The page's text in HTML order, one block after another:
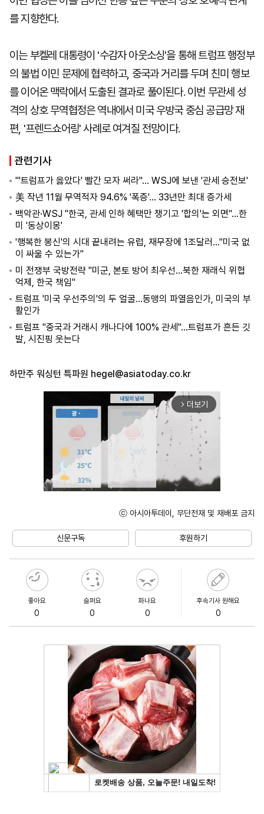
를 지향한다.
이는 부켈레 대통령이 '수감자 아웃소싱'을 통해 트럼프 행정부
의 불법 이민 문제에 협력하고, 중국과 거리를 두며 친미 행보
를 이어온 맥락에서 도출된 결과로 풀이된다. 이번 무관세 성
격의 상호 무역협정은 역내에서 미국 우방국 중심 공급망 재
편, '프렌드쇼어링' 사례로 여겨질 전망이다.
관련기사
"'트럼프가 옳았다' 빨간 모자 써라"... WSJ에 보낸 '관세 승전보'
美 작년 11월 무역적자 94.6% '폭증'… 33년만 최대 증가세
백악관·WSJ "한국, 관세 인하 혜택만 챙기고 '합의'는 외면"...한
미 '동상이몽'
'행복한 봉신'의 시대 끝내려는 유럽, 재무장에 1조달러..."미국 없
이 싸울 수 있는가"
미 전쟁부 국방전략 "미군, 본토 방어 최우선...북한 재래식 위협
억제, 한국 책임"
트럼프 '미국 우선주의'의 두 얼굴...동맹의 파열음인가, 미국의 부
활인가
트럼프 "중국과 거래시 캐나다에 100% 관세"...트럼프가 흔든 깃
발, 시진핑 웃는다
하만주 워싱턴 특파원 hegel@asiatoday.co.kr
arrow_forward_ios 더보기
ⓒ 아시아투데이, 무단전재 및 재배포 금지
신문구독 후원하기
좋아요
0
슬퍼요
0
화나요
0
후속기사 원해요
0